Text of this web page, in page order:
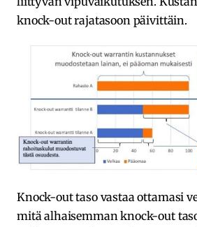
knock-out rajatasoon päivittäin.
Knock-out taso vastaa ottamasi
mitä alhaisemman knock-out